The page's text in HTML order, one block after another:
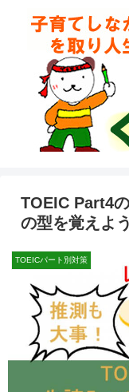
TOEIC Part4
の型を覚えよう
TOEICパート別対策